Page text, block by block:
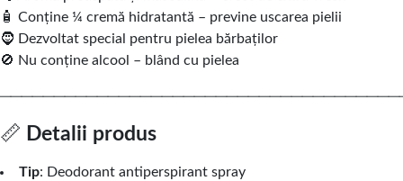
🧴 Conține ¼ cremă hidratantă – previne uscarea pielii
🧔 Dezvoltat special pentru pielea bărbaților
🚫 Nu conține alcool – blând cu pielea
📏 Detalii produs
Tip: Deodorant antiperspirant spray